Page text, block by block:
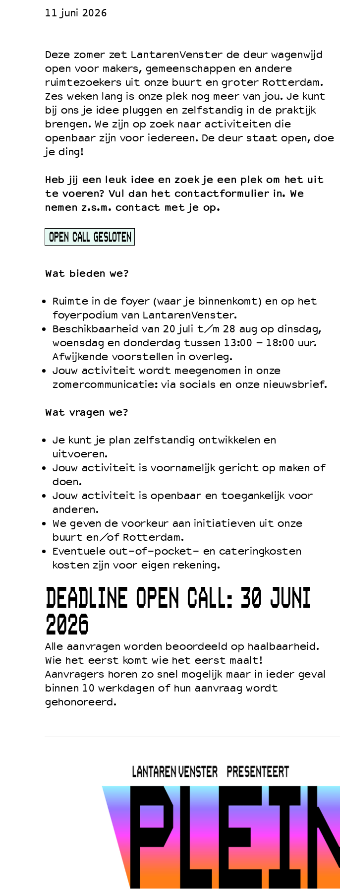
Duurzaamheid
Ruimte voor artistieke vrijheid – VNPF
11 juni 2026
Deze zomer zet LantarenVenster de deur wagenwijd
open voor makers, gemeenschappen en andere
ruimtezoekers uit onze buurt en groter Rotterdam.
Zes weken lang is onze plek nog meer van jou. Je kunt
bij ons je idee pluggen en zelfstandig in de praktijk
brengen. We zijn op zoek naar activiteiten die
openbaar zijn voor iedereen. De deur staat open, doe
je ding!
Heb jij een leuk idee en zoek je een plek om het uit
te voeren? Vul dan het contactformulier in. We
nemen z.s.m. contact met je op.
OPEN CALL GESLOTEN
Wat bieden we?
Ruimte in de foyer (waar je binnenkomt) en op het
foyerpodium van LantarenVenster.
Beschikbaarheid van 20 juli t/m 28 aug op dinsdag,
woensdag en donderdag tussen 13:00 – 18:00 uur.
Afwijkende voorstellen in overleg.
Jouw activiteit wordt meegenomen in onze
zomercommunicatie: via socials en onze nieuwsbrief.
Wat vragen we?
Je kunt je plan zelfstandig ontwikkelen en
uitvoeren.
Jouw activiteit is voornamelijk gericht op maken of
doen.
Jouw activiteit is openbaar en toegankelijk voor
anderen.
We geven de voorkeur aan initiatieven uit onze
buurt en/of Rotterdam.
Eventuele out-of-pocket- en cateringkosten
kosten zijn voor eigen rekening.
DEADLINE OPEN CALL: 30 JUNI
2026
Alle aanvragen worden beoordeeld op haalbaarheid.
Wie het eerst komt wie het eerst maalt!
Aanvragers horen zo snel mogelijk maar in ieder geval
binnen 10 werkdagen of hun aanvraag wordt
gehonoreerd.